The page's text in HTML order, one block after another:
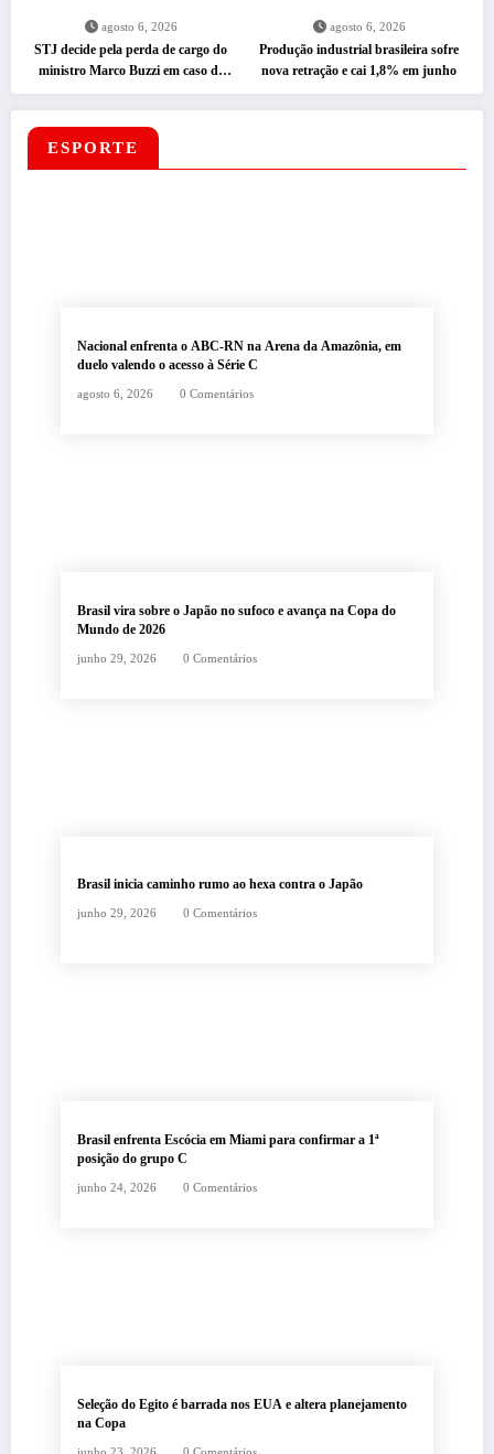
agosto 6, 2026
STJ decide pela perda de cargo do
ministro Marco Buzzi em caso de
assédio
agosto 6, 2026
Produção industrial brasileira sofre
nova retração e cai 1,8% em junho
ESPORTE
Nacional enfrenta o ABC-RN na Arena da Amazônia, em
duelo valendo o acesso à Série C
agosto 6, 2026 0 Comentários
Brasil vira sobre o Japão no sufoco e avança na Copa do
Mundo de 2026
junho 29, 2026 0 Comentários
Brasil inicia caminho rumo ao hexa contra o Japão
junho 29, 2026 0 Comentários
Brasil enfrenta Escócia em Miami para confirmar a 1ª
posição do grupo C
junho 24, 2026 0 Comentários
Seleção do Egito é barrada nos EUA e altera planejamento
na Copa